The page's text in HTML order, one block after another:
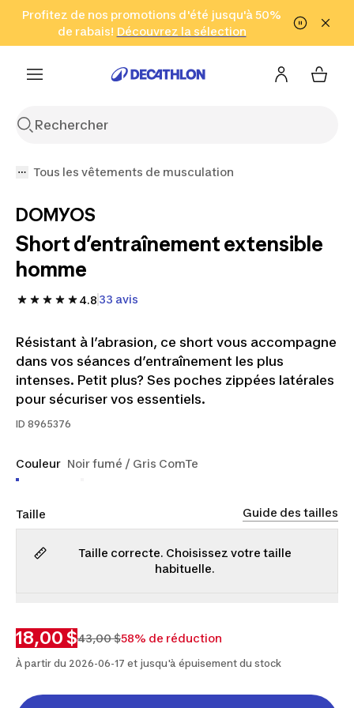
Aller à la recherche Aller au contenu Aller au pied de
Profitez de nos promotions d'été jusqu'à 50%
de rabais! Découvrez la sélection
Cliquez ici
en seulement 2 h!
(Zones sélectionnées)
Tous les vêtements de musculation
DOMYOS
Short d’entraînement extensible
homme
4.8 33 avis
Résistant à l’abrasion, ce short vous accompagne
dans vos séances d’entraînement les plus
intenses. Petit plus? Ses poches zippées latérales
pour sécuriser vos essentiels.
ID 8965376
Couleur Noir fumé / Gris ComTe
Taille Guide des tailles
Taille correcte. Choisissez votre taille
habituelle.
18,00 $43,00 $58% de réduction
À partir du 2026-06-17 et jusqu'à épuisement du stock